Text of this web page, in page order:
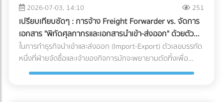
เป็นสนิมและดันปูนแตก: ความชื้นจะทำปฏิกิริยากับเหล็กเส้นใน
โครงสร้างพื้นคอนกรีต ทำให้เหล็กบวมและดันให้คอนกรีตหลุด
ร่อน (Spalling Concrete) ฝ้าเพดานชั้นล่างพังทลาย: น้ำที่ซึม
ลงมาจะหยดใส่ฝ้าเพดานชั้นล่าง ทำให้ฝ้าเกิดรอยด่าง เป็นเชื้อรา
หรือทะลุพังลงมา ทำลายเฟอร์นิเจอร์และระบบไฟที่เพิ่งทำใหม่
ทั้งหมด ค่าซ่อมแซมที่แพงกว่าค่าป้องกัน: หากเกิดน้ำรั่วซึม คุณ
แห้งกระด้างและเสียรสชาติ) พลาสติกแบบดั้งเดิมที่โรงงานนิยมใช้
(เช่น ไนลอนประกบ PE) มีความเหนียว ทนความเย็น และกันรอย
เจาะทะลุจากความแหลมคมของเกล็ดน้ำแข็งได้ดีเยี่ยม แต่มัน
"รีไซเคิลไม่ได้" ในขณะที่หากคุณเปลี่ยนไปใช้พลาสติกชีวภาพที่
ย่อยสลายได้ (เช่น PLA) วัสดุเหล่านี้มักจะเปราะบาง ทนความเย็น
แถมยังมีอัตราการซึมผ่านของไอน้ำ (WVTR) สูง ทำให้อาหารสูญ
2026-07-03, 14:10 251
เปรียบเทียบชัดๆ : การจ้าง Freight Forwarder vs. จัดการ
เอกสาร "พิกัดศุลกากรและเอกสารนำเข้า-ส่งออก" ด้วยตัว
เอง
ในการทำธุรกิจนำเข้าและส่งออก (Import-Export) ตัวเลขบรรทัด
หนึ่งที่ฝ่ายจัดซื้อและเจ้าของกิจการมักจะพยายามตัดทิ้งเพื่อ
ประหยัดต้นทุนคือ "ค่าบริการตัวแทนออกของ (Customs